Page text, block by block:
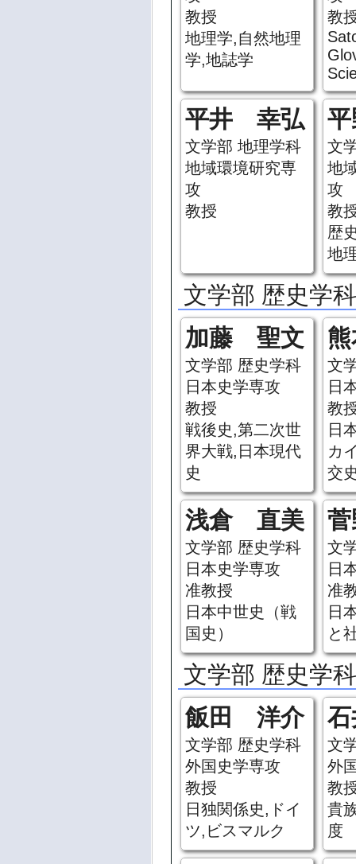
教授
地理学,自然地理
学,地誌学
教
平井 幸弘
文学部 地理学科
地域環境研究専
攻
教授
文
地
攻
教
歴
地
文学部 歴史学
加藤 聖文
文学部 歴史学科
日本史学専攻
教授
戦後史,第二次世
界大戦,日本現代
史
文
日
教
日
カ
交
浅倉 直美
文学部 歴史学科
日本史学専攻
准教授
日本中世史（戦
国史）
文
日
准
日
と
文学部 歴史学
飯田 洋介
文学部 歴史学科
外国史学専攻
教授
日独関係史,ドイ
ツ,ビスマルク
文
外
教
貴
度